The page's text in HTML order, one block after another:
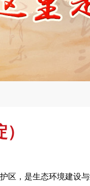
区，是生态环境建设